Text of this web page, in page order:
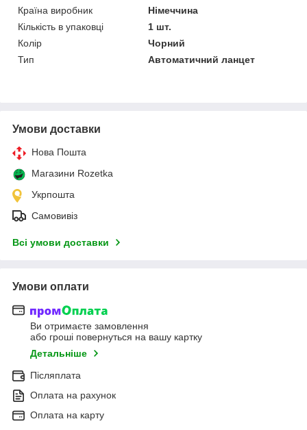
Країна виробник
Німеччина
Кількість в упаковці
1 шт.
Колір
Чорний
Тип
Автоматичний ланцет
Умови доставки
Нова Пошта
Магазини Rozetka
Укрпошта
Самовивіз
Всі умови доставки
Умови оплати
Ви отримаєте замовлення
або гроші повернуться на вашу картку
Детальніше
Післяплата
Оплата на рахунок
Оплата на карту